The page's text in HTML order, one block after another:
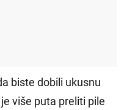
biste dobili ukusnu
više puta preliti pile